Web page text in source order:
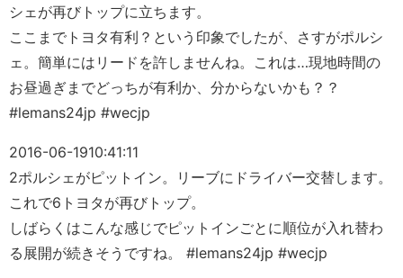
シェが再びトップに立ちます。
ここまでトヨタ有利？という印象でしたが、さすがポルシ
ェ。簡単にはリードを許しませんね。これは…現地時間の
お昼過ぎまでどっちが有利か、分からないかも？？
#lemans24jp #wecjp
2016-06-1910:41:11
2ポルシェがピットイン。リーブにドライバー交替します。
これで6トヨタが再びトップ。
しばらくはこんな感じでピットインごとに順位が入れ替わ
る展開が続きそうですね。 #lemans24jp #wecjp